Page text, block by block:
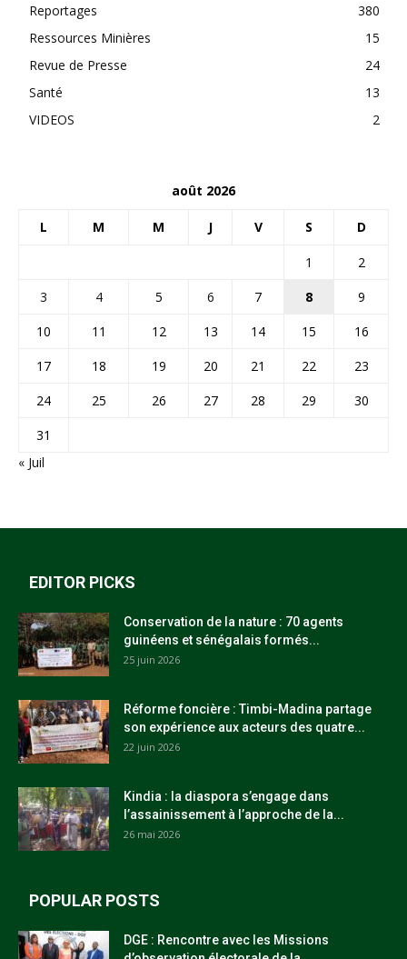
Reportages
380
Ressources Minières
15
Revue de Presse
24
Santé
13
VIDEOS
2
août 2026
L M M J V S D
1
2
3
4 5 6 7 8
9
10
11 12 13 14 15
16
17
18 19 20 21 22
23
24
25 26 27 28 29
30
31
« Juil
EDITOR PICKS
Conservation de la nature : 70 agents
guinéens et sénégalais formés...
25 juin 2026
Réforme foncière : Timbi-Madina partage
son expérience aux acteurs des quatre...
22 juin 2026
Kindia : la diaspora s’engage dans
l’assainissement à l’approche de la...
26 mai 2026
POPULAR POSTS
DGE : Rencontre avec les Missions